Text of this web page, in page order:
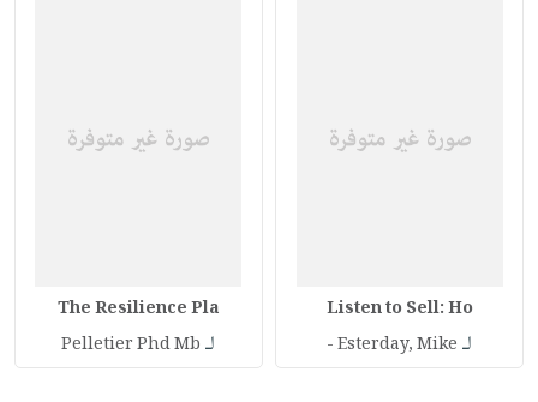
Listen to Sell: Ho
لـ Esterday, Mike -
The Resilience Pla
لـ Pelletier Phd Mb